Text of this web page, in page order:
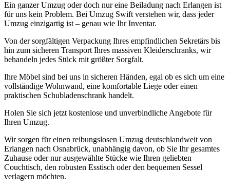
Ein ganzer Umzug oder doch nur eine Beiladung nach Erlangen ist
für uns kein Problem. Bei Umzug Swift verstehen wir, dass jeder
Umzug einzigartig ist – genau wie Ihr Inventar.
Von der sorgfältigen Verpackung Ihres empfindlichen Sekretärs bis
hin zum sicheren Transport Ihres massiven Kleiderschranks, wir
behandeln jedes Stück mit größter Sorgfalt.
Ihre Möbel sind bei uns in sicheren Händen, egal ob es sich um eine
vollständige Wohnwand, eine komfortable Liege oder einen
praktischen Schubladenschrank handelt.
Holen Sie sich jetzt kostenlose und unverbindliche Angebote für
Ihren Umzug.
Wir sorgen für einen reibungslosen Umzug deutschlandweit von
Erlangen nach Osnabrück, unabhängig davon, ob Sie Ihr gesamtes
Zuhause oder nur ausgewählte Stücke wie Ihren geliebten
Couchtisch, den robusten Esstisch oder den bequemen Sessel
verlagern möchten.